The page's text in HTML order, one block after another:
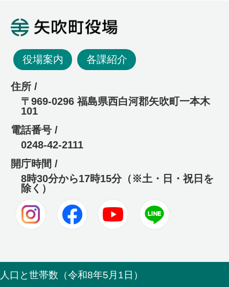
役場案内 各課紹介
住所 /
〒969-0296 福島県西白河郡矢吹町一本木
101
電話番号 /
0248-42-2111
開庁時間 /
8時30分から17時15分（※土・日・祝日を
除く）
Instagram Facebook Youtube